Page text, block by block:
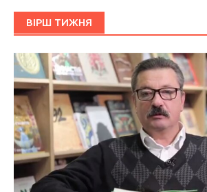
ВІРШ ТИЖНЯ